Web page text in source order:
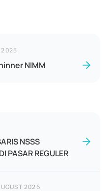
2025
NIMM
NSSS
PASAR REGULER
2026